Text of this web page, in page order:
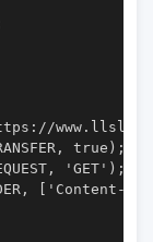
'https://
true);
'GET');